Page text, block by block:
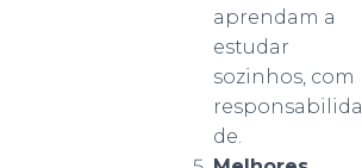
aprendam a
estudar
sozinhos, com
responsabilida
de.